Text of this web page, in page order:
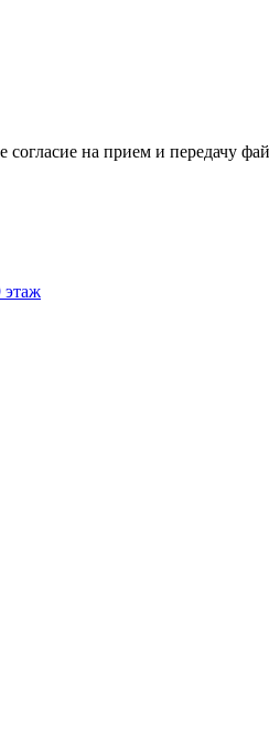
согласие на прием и передачу
этаж